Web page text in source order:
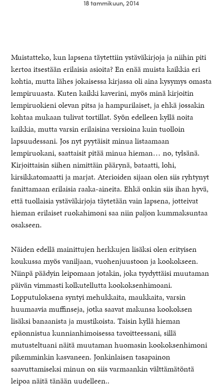
healthy living + good
18 tammikuun, 2014
Muistatteko, kun lapsena täytettiin ystäväkirjoja ja niihin piti
kertoa itsestään erilaisia asioita? En enää muista kaikkia eri
kohtia, mutta lähes jokaisessa kirjassa oli aina kysymys omasta
lempiruuasta. Kuten kaikki kaverini, myös minä kirjoitin
lempiruokieni olevan pitsa ja hampurilaiset, ja ehkä jossakin
kohtaa mukaan tulivat tortillat. Syön edelleen kyllä noita
kaikkia, mutta varsin erilaisina versioina kuin tuolloin
lapsuudessani. Jos nyt pyytäisit minua listaamaan
lempiruokani, saattaisit pitää minua hieman… no, tylsänä.
Kirjoittaisin siihen nimittäin päärynä, bataatti, lohi,
kirsikkatomaatti ja marjat. Aterioiden sijaan olen siis ryhtynyt
fanittamaan erilaisia raaka-aineita. Ehkä onkin siis ihan hyvä,
että tuollaisia ystäväkirjoja täytetään vain lapsena, jotteivat
hieman erilaiset ruokahimoni saa niin paljon kummaksuntaa
osakseen.
Näiden edellä mainittujen herkkujen lisäksi olen erityisen
koukussa myös vaniljaan, vuohenjuustoon ja kookokseen.
Niinpä päädyin leipomaan jotakin, joka tyydyttäisi muutaman
päivän vimmasti kolkutellutta kookoksenhimoani.
Lopputuloksena syntyi mehukkaita, maukkaita, varsin
huumaavia muffinseja, jotka saavat makunsa kookoksen
lisäksi banaanista ja mustikoista. Taisin kyllä hieman
epäonnistua kunnianhimoisessa tavoitteessani, sillä
mutusteltuani näitä muutaman huomasin kookoksenhimoni
pikemminkin kasvaneen. Jonkinlaisen tasapainon
saavuttamiseksi minun on siis varmaankin välttämätöntä
leipoa näitä tänään uudelleen..